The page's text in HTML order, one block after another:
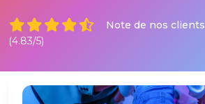
Note de nos clients
(4.83/5)